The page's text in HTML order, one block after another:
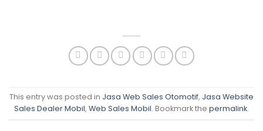
This entry was posted in Jasa Web Sales Otomotif, Jasa Website
Sales Dealer Mobil, Web Sales Mobil. Bookmark the permalink.